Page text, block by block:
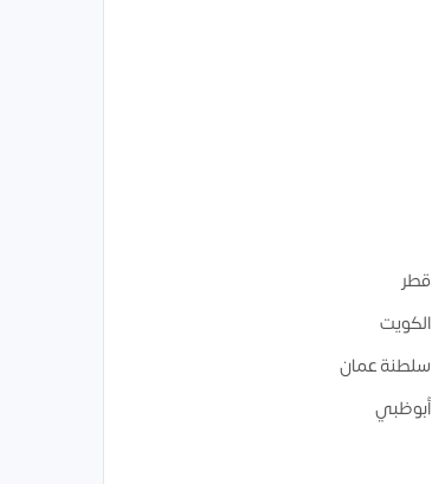
قطر
الكويت
سلطنة عمان
أبوظبي